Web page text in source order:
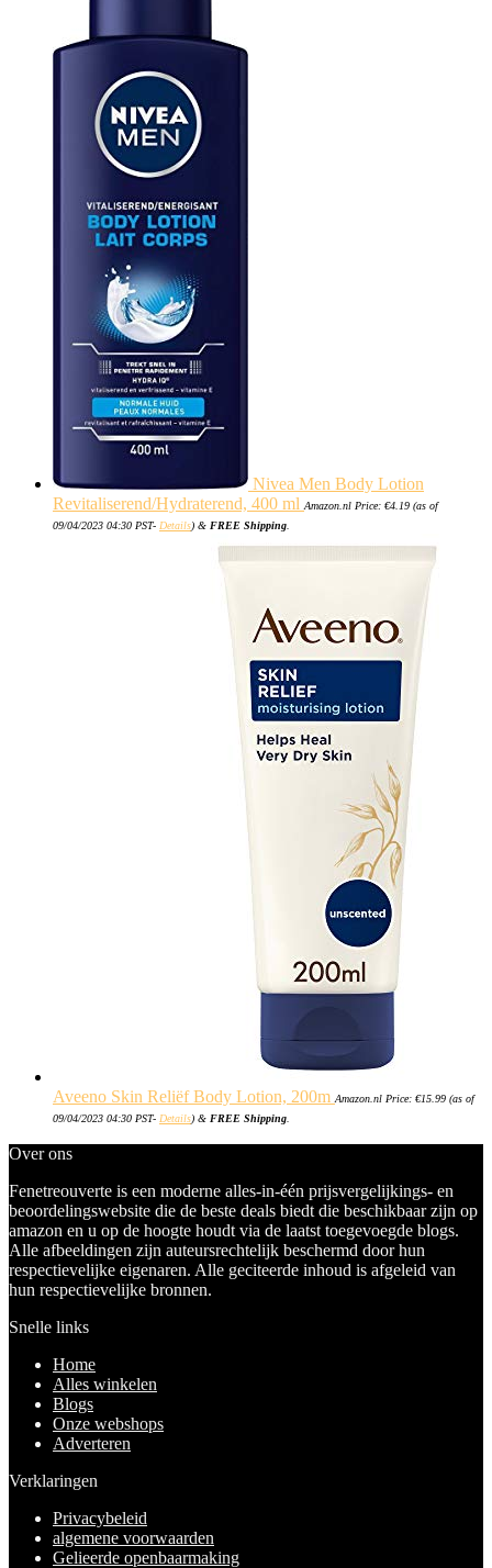
Nivea Men Body Lotion
Revitaliserend/Hydraterend, 400 ml Amazon.nl Price: €4.19 (as of
09/04/2023 04:30 PST- Details) & FREE Shipping
Aveeno Skin Reliëf Body Lotion, 200m Amazon.nl Price: €15.99 (as of
09/04/2023 04:30 PST- Details) & FREE Shipping
Over ons
Fenetreouverte is een moderne alles-in-één prijsvergelijkings- en
beoordelingswebsite die de beste deals biedt die beschikbaar zijn op
amazon en u op de hoogte houdt via de laatst toegevoegde blogs.
Alle afbeeldingen zijn auteursrechtelijk beschermd door hun
respectievelijke eigenaren. Alle geciteerde inhoud is afgeleid van
hun respectievelijke bronnen.
Snelle links
Home
Alles winkelen
Blogs
Onze webshops
Adverteren
Verklaringen
Privacybeleid
algemene voorwaarden
Gelieerde openbaarmaking